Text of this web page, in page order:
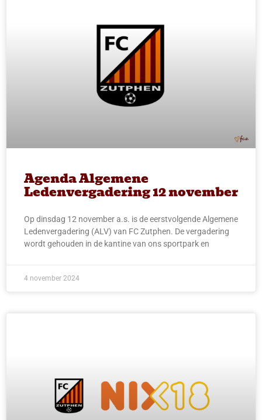
Agenda Algemene
Ledenvergadering 12 november
Op dinsdag 12 november a.s. is de eerstvolgende Algemene
Ledenvergadering (ALV) van FC Zutphen. De vergadering
wordt gehouden in de kantine van ons sportpark en
4 november 2024